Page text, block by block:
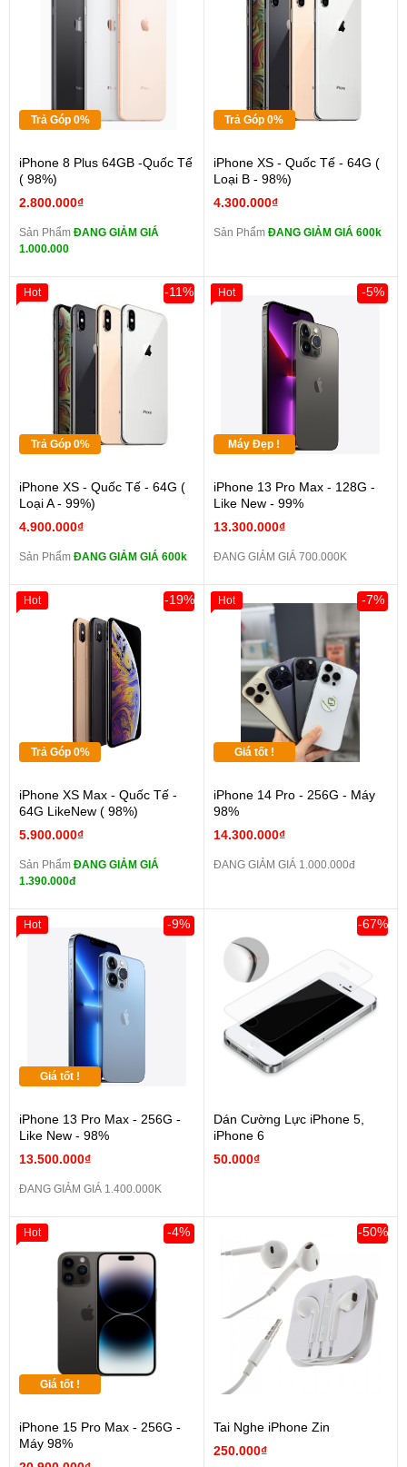
Trả Góp 0%
iPhone 8 Plus 64GB -Quốc Tế
( 98%)
2.800.000₫
Sản Phẩm ĐANG GIẢM GIÁ
1.000.000
Trả Góp 0%
iPhone XS - Quốc Tế - 64G (
Loại B - 98%)
4.300.000₫
Sản Phẩm ĐANG GIẢM GIÁ 600k
Trả Góp 0%
iPhone XS - Quốc Tế - 64G (
Loại A - 99%)
4.900.000₫
-11%
Sản Phẩm ĐANG GIẢM GIÁ 600k
Hot
Máy Đẹp !
iPhone 13 Pro Max - 128G -
Like New - 99%
13.300.000₫
-5%
ĐANG GIẢM GIÁ 700.000K
Hot
Trả Góp 0%
iPhone XS Max - Quốc Tế -
64G LikeNew ( 98%)
5.900.000₫
-19%
Sản Phẩm ĐANG GIẢM GIÁ
1.390.000đ
Hot
Giá tốt !
iPhone 14 Pro - 256G - Máy
98%
14.300.000₫
-7%
ĐANG GIẢM GIÁ 1.000.000đ
Hot
Giá tốt !
iPhone 13 Pro Max - 256G -
Like New - 98%
13.500.000₫
-9%
ĐANG GIẢM GIÁ 1.400.000K
Hot
Dán Cường Lực iPhone 5,
iPhone 6
50.000₫
-67%
Giá tốt !
iPhone 15 Pro Max - 256G -
Máy 98%
-4%
Hot
Tai Nghe iPhone Zin
250.000₫
-50%